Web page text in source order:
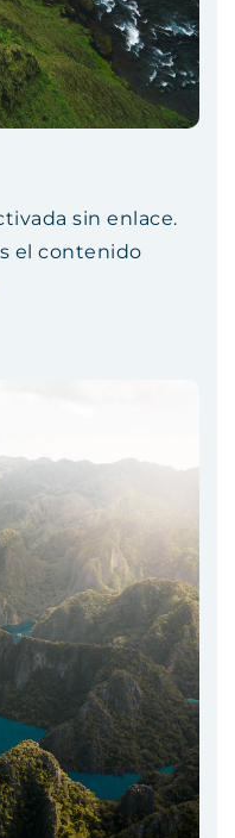
sin enlace.
el contenido